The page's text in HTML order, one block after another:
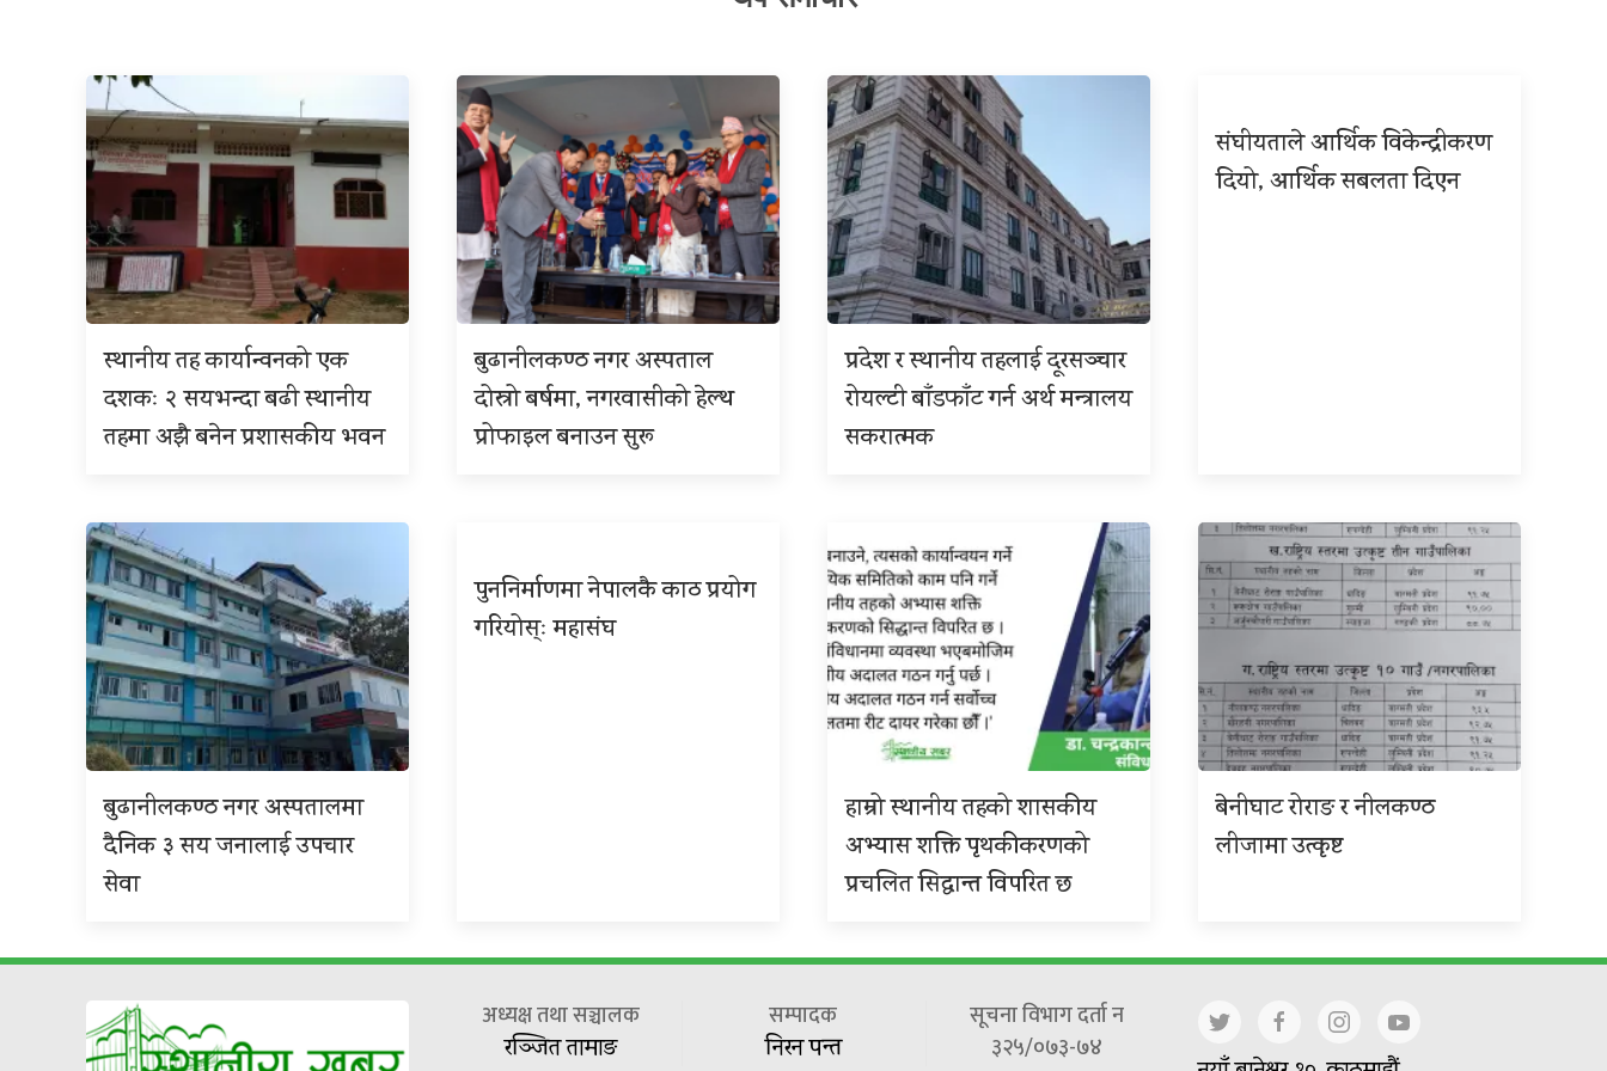
स्थानीय तह कार्यान्वनको एक
दशकः २ सयभन्दा बढी स्थानीय
तहमा अझै बनेन प्रशासकीय भवन
बुढानीलकण्ठ नगर अस्पताल
दोस्रो बर्षमा, नगरवासीको हेल्थ
प्रोफाइल बनाउन सुरू
प्रदेश र स्थानीय तहलाई दूरसञ्चार
रोयल्टी बाँडफाँट गर्न अर्थ मन्त्रालय
सकरात्मक
संघीयताले आर्थिक विकेन्द्रीकरण
दियो, आर्थिक सबलता दिएन
बुढानीलकण्ठ नगर अस्पतालमा
दैनिक ३ सय जनालाई उपचार
सेवा
पुननिर्माणमा नेपालकै काठ प्रयोग
गरियोस्ः महासंघ
हाम्रो स्थानीय तहको शासकीय
अभ्यास शक्ति पृथकीकरणको
प्रचलित सिद्धान्त विपरित छ
बेनीघाट रोराङ र नीलकण्ठ
लीजामा उत्कृष्ट
अध्यक्ष तथा सञ्चालक
रञ्जित तामाङ
सम्पादक
निरन पन्त
सूचना विभाग दर्ता न
३२५/०७३-७४